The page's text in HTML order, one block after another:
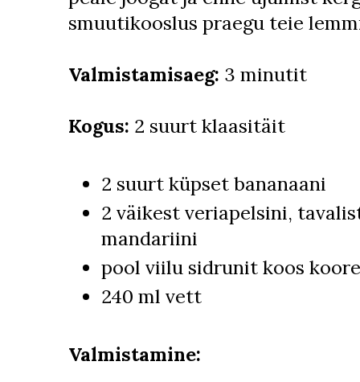
smuutikooslus praegu teie
Valmistamisaeg: 3 minutit
Kogus: 2 suurt klaasitäit
2 suurt küpset bananaani
2 väikest veriapelsini,
mandariini
pool viilu sidrunit koos
240 ml vett
Valmistamine: